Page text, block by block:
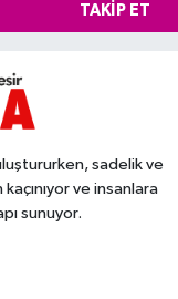
TAKIP ET
sadelik ve
ve insanlara
sunuyor.